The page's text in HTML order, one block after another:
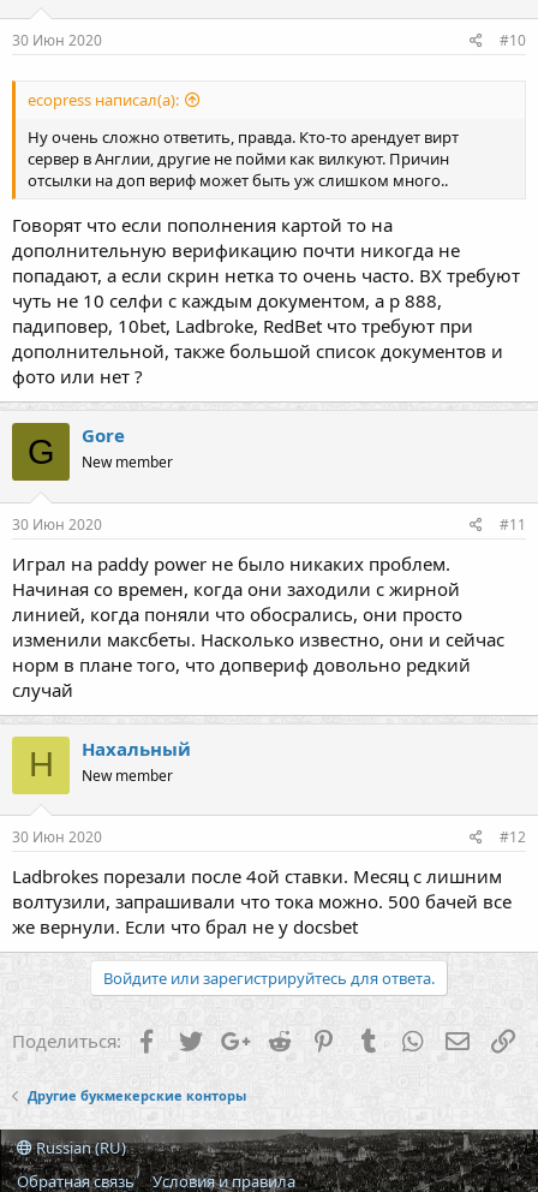
30 Июн 2020 #10
ecopress написал(а):
Ну очень сложно ответить, правда. Кто-то арендует вирт
сервер в Англии, другие не пойми как вилкуют. Причин
отсылки на доп вериф может быть уж слишком много..
Говорят что если пополнения картой то на
дополнительную верификацию почти никогда не
попадают, а если скрин нетка то очень часто. ВХ требуют
чуть не 10 селфи с каждым документом, а р 888,
падиповер, 10bet, Ladbroke, RedBet что требуют при
дополнительной, также большой список документов и
фото или нет ?
G Gore
New member
30 Июн 2020 #11
Играл на paddy power не было никаких проблем.
Начиная со времен, когда они заходили с жирной
линией, когда поняли что обосрались, они просто
изменили максбеты. Насколько известно, они и сейчас
норм в плане того, что допвериф довольно редкий
случай
Н Нахальный
New member
30 Июн 2020 #12
Ladbrokes порезали после 4ой ставки. Месяц с лишним
волтузили, запрашивали что тока можно. 500 бачей все
же вернули. Если что брал не у docsbet
Войдите или зарегистрируйтесь для ответа.
Поделиться: Facebook
TwitterGoogle+
Reddit Pinterest
Tumblr WhatsApp
Другие букмекерские конторы
Russian (RU)
Обратная связь
Условия и правила